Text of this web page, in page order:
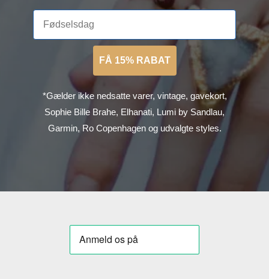
FÅ 15% RABAT
*Gælder ikke nedsatte varer, vintage, gavekort,
Sophie Bille Brahe, Elhanati, Lumi by Sandlau,
Garmin, Ro Copenhagen og udvalgte styles.